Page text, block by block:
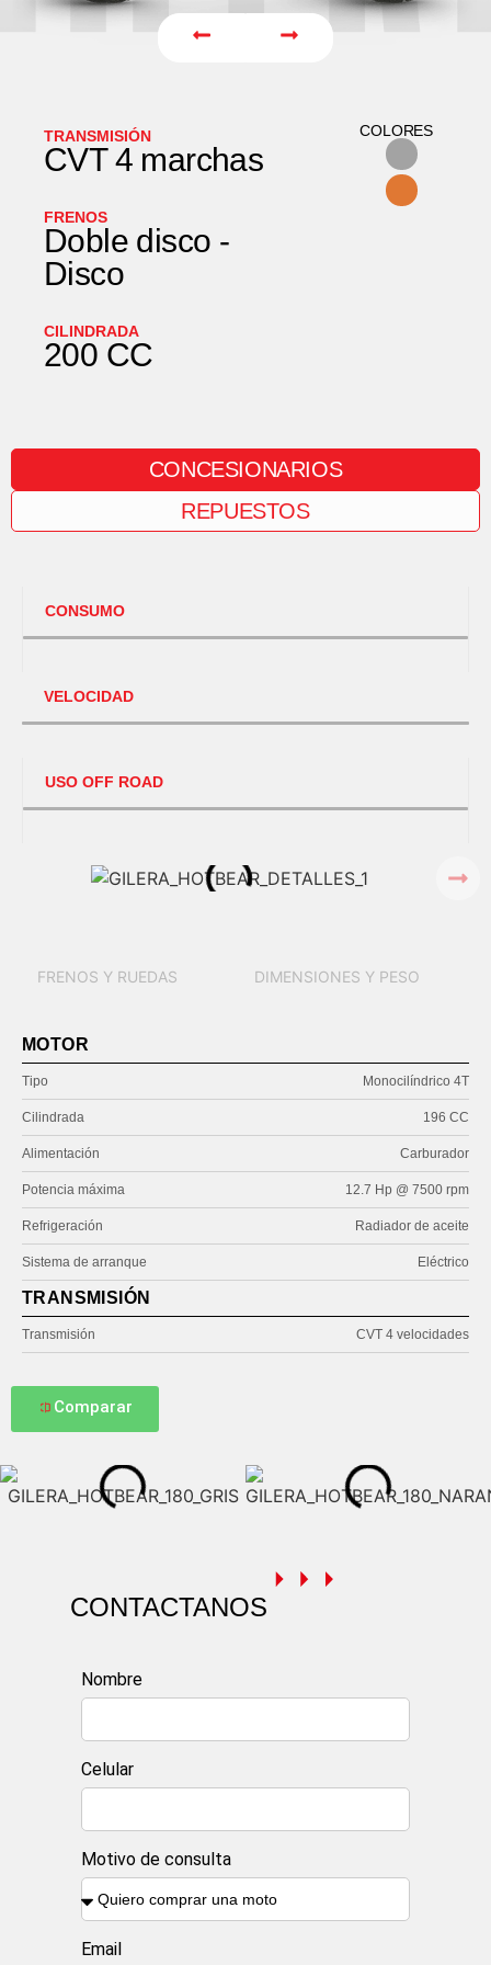
TRANSMISIÓN
CVT 4 marchas
FRENOS
Doble disco -
Disco
CILINDRADA
200 CC
COLORES
CONCESIONARIOS
REPUESTOS
CONSUMO
VELOCIDAD
USO OFF ROAD
FRENOS Y RUEDAS DIMENSIONES Y PESO
MOTOR
Tipo Monocilíndrico 4T
Cilindrada 196 CC
Alimentación Carburador
Potencia máxima 12.7 Hp @ 7500 rpm
Refrigeración Radiador de aceite
Sistema de arranque Eléctrico
TRANSMISIÓN
Transmisión CVT 4 velocidades
Comparar
CONTACTANOS
Nombre
Celular
Motivo de consulta
Email